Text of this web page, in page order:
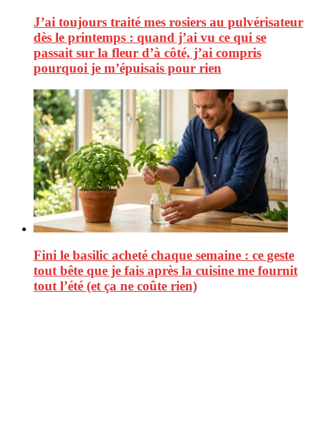
J’ai toujours traité mes rosiers au pulvérisateur
dès le printemps : quand j’ai vu ce qui se
passait sur la fleur d’à côté, j’ai compris
pourquoi je m’épuisais pour rien
Fini le basilic acheté chaque semaine : ce geste
tout bête que je fais après la cuisine me fournit
tout l’été (et ça ne coûte rien)